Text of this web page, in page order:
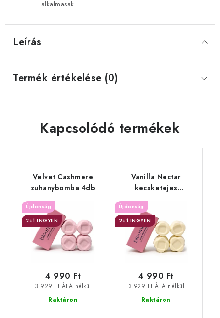
alkalmasak
Leírás
Termék értékelése (0)
Kapcsolódó termékek
Velvet Cashmere
zuhanybomba 4db
Újdonság
2+1 INGYEN
Raktáron
3 929 Ft ÁFA nélkül
4 990 Ft
Vanilla Nectar
kecsketejes
zuhanybomba 4db
Újdonság
2+1 INGYEN
Raktáron
3 929 Ft ÁFA nélkül
4 990 Ft